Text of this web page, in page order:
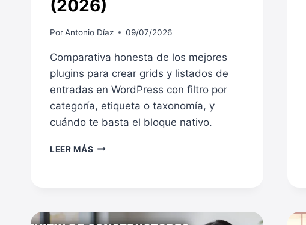
(2026)
PorAntonio Díaz 09/07/2026
Comparativa honesta de los mejores
plugins para crear grids y listados de
entradas en WordPress con filtro por
categoría, etiqueta o taxonomía, y
cuándo te basta el bloque nativo.
LEER MÁS MEJORES
DE